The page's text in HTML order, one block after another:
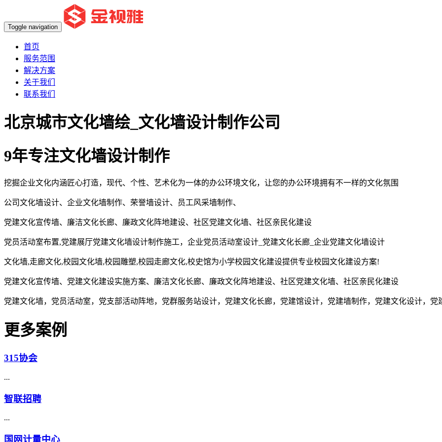
Toggle navigation
首页
服务范围
解决方案
关于我们
联系我们
北京城市文化墙绘_文化墙设计制作公司
9年专注文化墙设计制作
挖掘企业文化内涵匠心打造，现代、个性、艺术化为一体的办公环境文化，让您的办公环境拥有不一样的文化氛围
公司文化墙设计、企业文化墙制作、荣誉墙设计、员工风采墙制作、
党建文化宣传墙、廉洁文化长廊、廉政文化阵地建设、社区党建文化墙、社区亲民化建设
党员活动室布置,党建展厅党建文化墙设计制作施工，企业党员活动室设计_党建文化长廊_企业党建文化墙设计
文化墙,走廊文化,校园文化墙,校园雕塑,校园走廊文化,校史馆为小学校园文化建设提供专业校园文化建设方案!
党建文化宣传墙、党建文化建设实施方案、廉洁文化长廊、廉政文化阵地建设、社区党建文化墙、社区亲民化建设
党建文化墙，党员活动室，党支部活动阵地，党群服务站设计，党建文化长廊，党建馆设计，党建墙制作，党建文化设计，党
更多案例
315协会
...
智联招聘
...
国网计量中心